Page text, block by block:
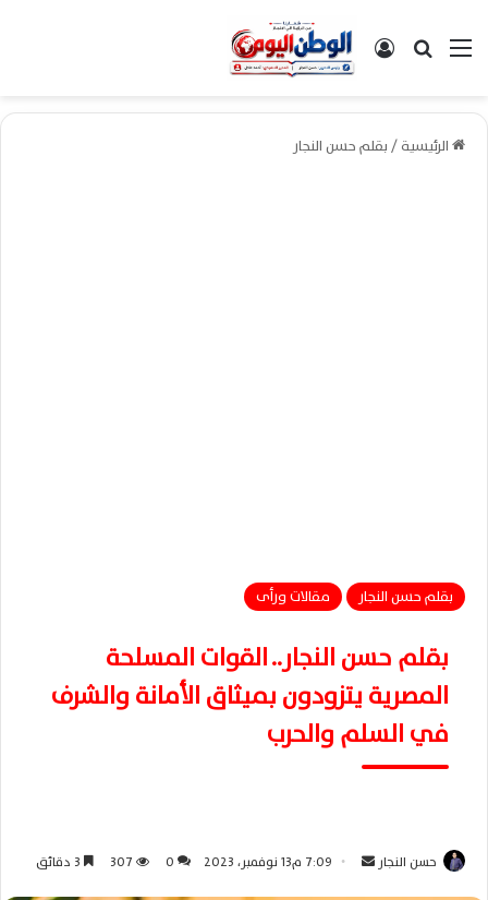
القائمةبحث عن تسجيل الدخول
الرئيسية/بقلم حسن النجار
بقلم حسن النجار مقالات ورأى
بقلم حسن النجار.. القوات المسلحة
المصرية يتزودون بميثاق الأمانة والشرف
في السلم والحرب
حسن النجار 7:09 م13 نوفمبر، 2023 0
307